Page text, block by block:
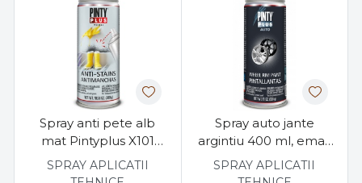
Spray anti pete alb
mat Pintyplus X101
400 ml, pentru pereti
si tavane
SPRAY APLICATII
Spray auto jante
argintiu 400 ml, email
acrilic, protectie si
rezistenta la
SPRAY APLICATII